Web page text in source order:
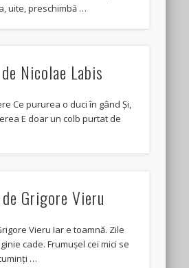
uite, preschimbă …
Nicolae Labis
Ce pururea o duci în gând Și,
E doar un colb purtat de
Grigore Vieru
Vieru Iar e toamnă. Zile
cade. Frumușel cei mici se
…